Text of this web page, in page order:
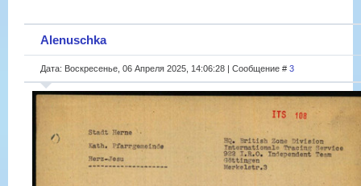
Alenuschka
Дата: Воскресенье, 06 Апреля 2025, 14:06:28 | Сообщение # 3